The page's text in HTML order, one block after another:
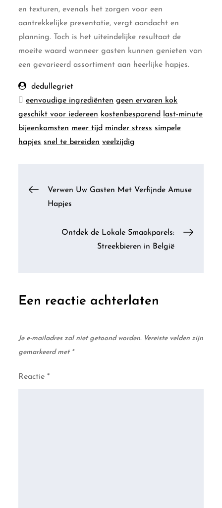
en texturen, evenals het zorgen voor een
aantrekkelijke presentatie, vergt aandacht en
planning. Toch is het uiteindelijke resultaat de
moeite waard wanneer gasten kunnen genieten van
een gevarieerd assortiment aan heerlijke hapjes.
dedullegriet
eenvoudige ingrediënten geen ervaren kok
geschikt voor iedereen kostenbesparend
last-minute
bijeenkomsten meer tijd minder stress simpele
hapjes snel te bereiden veelzijdig
Berichtnavigatie
Verwen Uw Gasten Met Verfijnde Amuse
Hapjes
Ontdek de Lokale Smaakparels:
Streekbieren in België
Een reactie achterlaten
Je e-mailadres zal niet getoond worden. Vereiste velden zijn
gemarkeerd met *
Reactie*